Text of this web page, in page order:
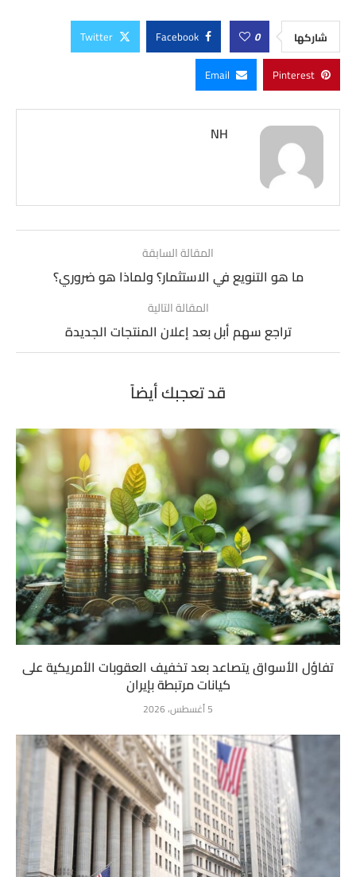
شاركها 0
Facebook
Twitter
Pinterest
Email
NH
المقالة السابقة
ما هو التنويع في الاستثمار؟ ولماذا هو ضروري؟
المقالة التالية
تراجع سهم أبل بعد إعلان المنتجات الجديدة
قد تعجبك أيضاً
تفاؤل الأسواق يتصاعد بعد تخفيف العقوبات الأمريكية على
كيانات مرتبطة بإيران
5 أغسطس، 2026